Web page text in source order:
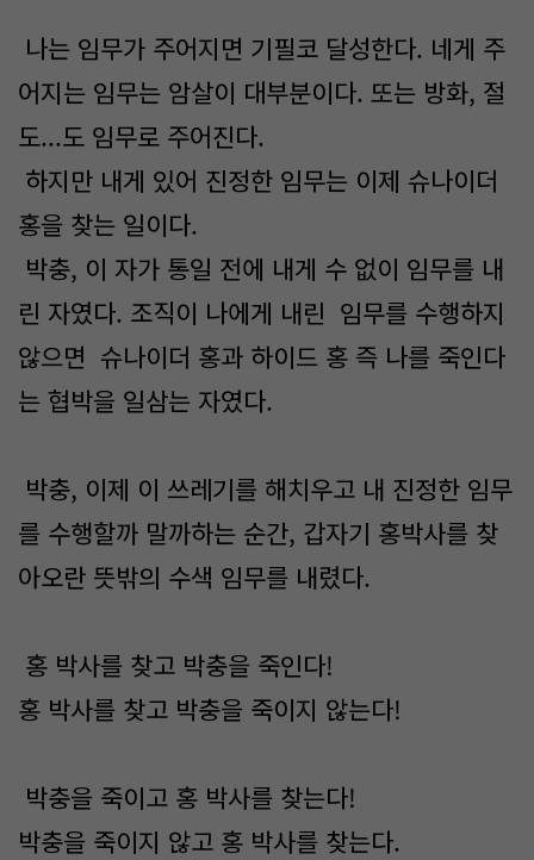
나는 임무가 주어지면 기필코 달성한다. 네게 주
어지는 임무는 암살이 대부분이다. 또는 방화, 절
도...도 임무로 주어진다.
하지만 내게 있어 진정한 임무는 이제 슈나이더
홍을 찾는 일이다.
박충, 이 자가 통일 전에 내게 수 없이 임무를 내
린 자였다. 조직이 나에게 내린 임무를 수행하지
않으면 슈나이더 홍과 하이드 홍 즉 나를 죽인다
는 협박을 일삼는 자였다.
박충, 이제 이 쓰레기를 해치우고 내 진정한 임무
를 수행할까 말까하는 순간, 갑자기 홍박사를 찾
아오란 뜻밖의 수색 임무를 내렸다.
홍 박사를 찾고 박충을 죽인다!
홍 박사를 찾고 박충을 죽이지 않는다!
박충을 죽이고 홍 박사를 찾는다!
박충을 죽이지 않고 홍 박사를 찾는다.